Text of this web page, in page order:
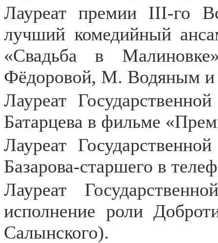
Лауреат премии III-го
лучший комедийный
«Свадьба в
Фёдоровой, М. Водяным
Лауреат
Батарцева в фильме
Лауреат
Базарова-старшего в
Лауреат
исполнение роли
Салынского).